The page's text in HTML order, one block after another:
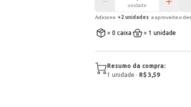
unidade
Adicione +2 unidades e aproveite o
= 0 caixa = 1 unidade
Resumo da compra:
1 unidade · R$ 3,59